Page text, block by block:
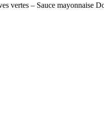
olives vertes – Sauce